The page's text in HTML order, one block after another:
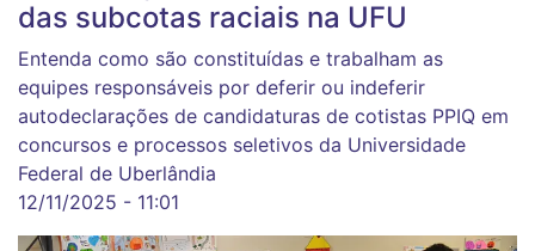
das subcotas raciais na UFU
Entenda como são constituídas e trabalham as
equipes responsáveis por deferir ou indeferir
autodeclarações de candidaturas de cotistas PPIQ em
concursos e processos seletivos da Universidade
Federal de Uberlândia
12/11/2025 - 11:01